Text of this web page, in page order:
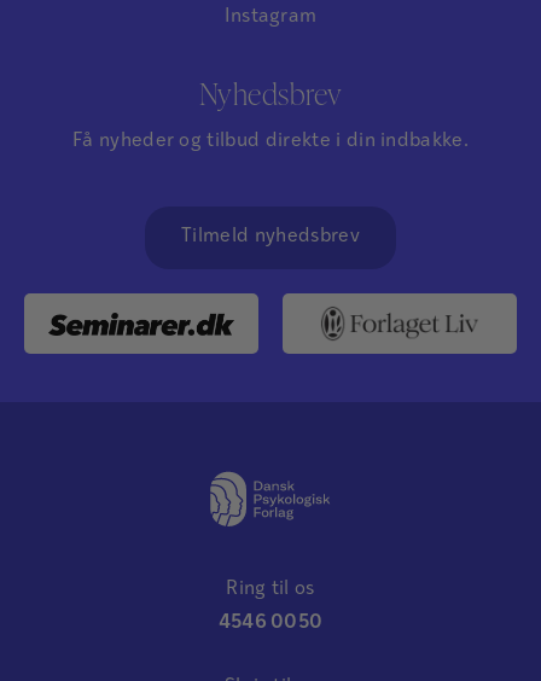
Instagram
Nyhedsbrev
Få nyheder og tilbud direkte i din indbakke.
Tilmeld nyhedsbrev
Ring til os
4546 0050